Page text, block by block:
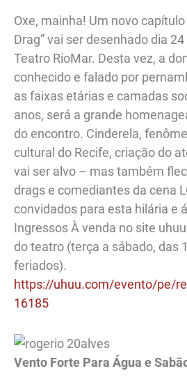
Oxe, mainha! Um novo
Drag” vai ser desenhado dia
Teatro RioMar. Desta vez, a
conhecido e falado por
as faixas etárias e camadas
anos, será a grande
do encontro. Cinderela,
cultural do Recife, criação do
vai ser alvo – mas também
drags e comediantes da cena
convidados para esta hilária e
Ingressos À venda no site
do teatro (terça a sábado, das
feriados).
https://uhuu.com/evento/pe/
16185
Vento Forte Para Água e